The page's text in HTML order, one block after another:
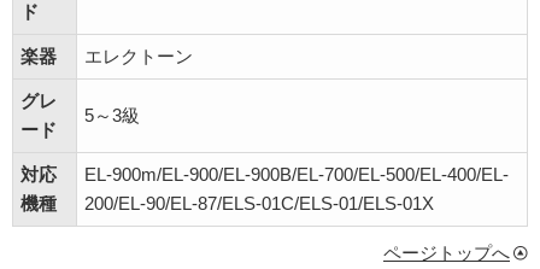
ド
楽器 エレクトーン
グレ
ード
5～3級
対応
機種
EL-900m/EL-900/EL-900B/EL-700/EL-500/EL-400/EL-
200/EL-90/EL-87/ELS-01C/ELS-01/ELS-01X
ページトップへ